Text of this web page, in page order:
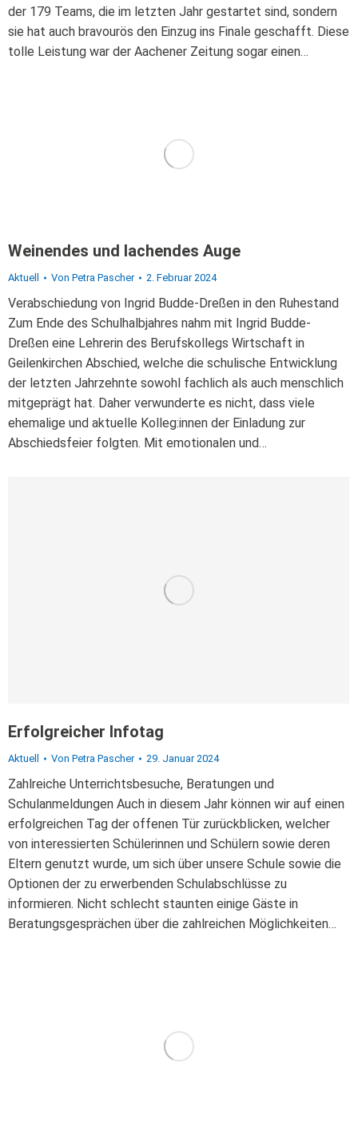
der 179 Teams, die im letzten Jahr gestartet sind, sondern
sie hat auch bravourös den Einzug ins Finale geschafft. Diese
tolle Leistung war der Aachener Zeitung sogar einen…
Weinendes und lachendes Auge
Aktuell Von Petra Pascher 2. Februar 2024
Verabschiedung von Ingrid Budde-Dreßen in den Ruhestand
Zum Ende des Schulhalbjahres nahm mit Ingrid Budde-
Dreßen eine Lehrerin des Berufskollegs Wirtschaft in
Geilenkirchen Abschied, welche die schulische Entwicklung
der letzten Jahrzehnte sowohl fachlich als auch menschlich
mitgeprägt hat. Daher verwunderte es nicht, dass viele
ehemalige und aktuelle Kolleg:innen der Einladung zur
Abschiedsfeier folgten. Mit emotionalen und…
Erfolgreicher Infotag
Aktuell Von Petra Pascher 29. Januar 2024
Zahlreiche Unterrichtsbesuche, Beratungen und
Schulanmeldungen Auch in diesem Jahr können wir auf einen
erfolgreichen Tag der offenen Tür zurückblicken, welcher
von interessierten Schülerinnen und Schülern sowie deren
Eltern genutzt wurde, um sich über unsere Schule sowie die
Optionen der zu erwerbenden Schulabschlüsse zu
informieren. Nicht schlecht staunten einige Gäste in
Beratungsgesprächen über die zahlreichen Möglichkeiten…